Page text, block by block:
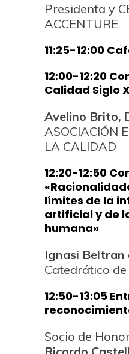
Presidenta y
ACCENTURE
11:25-12:00
12:00-12:20
Calidad Siglo
Avelino Brito,
ASOCIACIÓN
LA CALIDAD
12:20-12:50
límites de la
artificial y de
humana»
Ignasi Beltran
Catedrático de
12:50-13:05
Socio de